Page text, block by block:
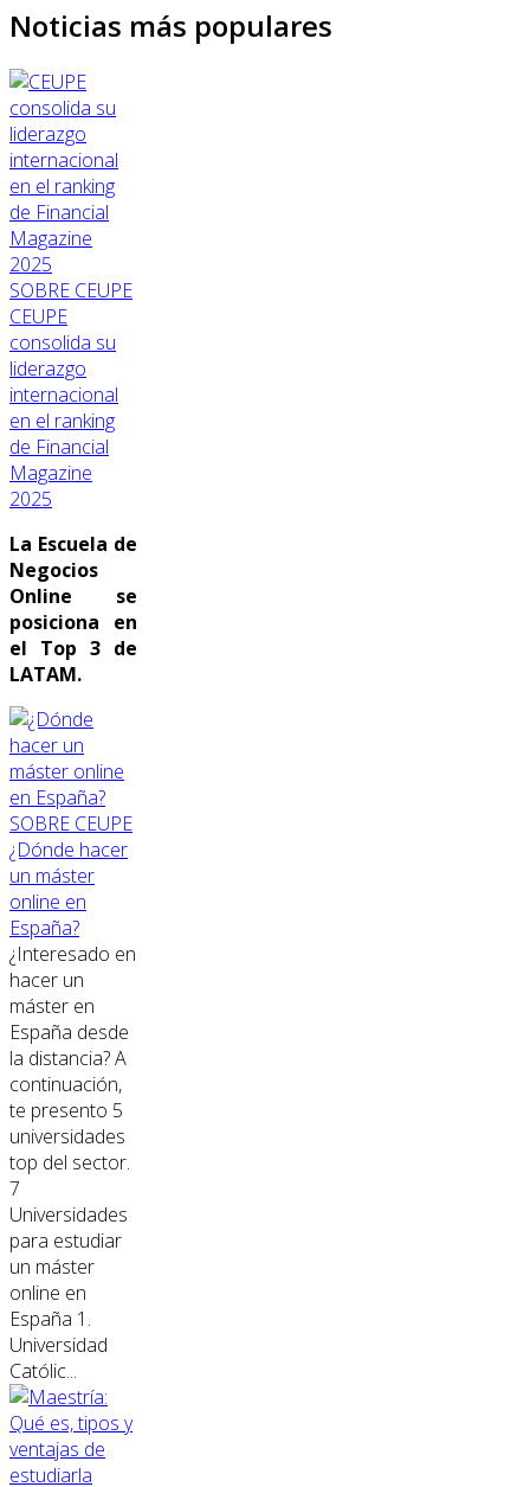
Noticias más populares
SOBRE CEUPE
CEUPE
consolida su
liderazgo
internacional
en el ranking
de Financial
Magazine
2025
La Escuela de
Negocios
Online se
posiciona en
el Top 3 de
LATAM.
SOBRE CEUPE
¿Dónde hacer
un máster
online en
España?
¿Interesado en
hacer un
máster en
España desde
la distancia? A
continuación,
te presento 5
universidades
top del sector.
7
Universidades
para estudiar
un máster
online en
España 1.
Universidad
Católic...